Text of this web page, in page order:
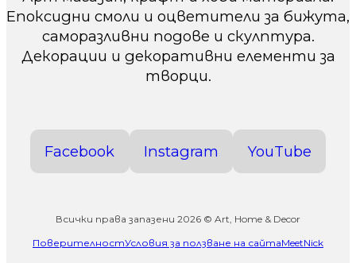
Епоксидни смоли и оцветители за бижута,
саморазливни подове и скулптура.
Декорации и декоративни елементи за
творци.
Facebook Instagram YouTube
Всички права запазени 2026 © Art, Home & Decor
ПоверителностУсловия за ползване на сайтаMeetNick